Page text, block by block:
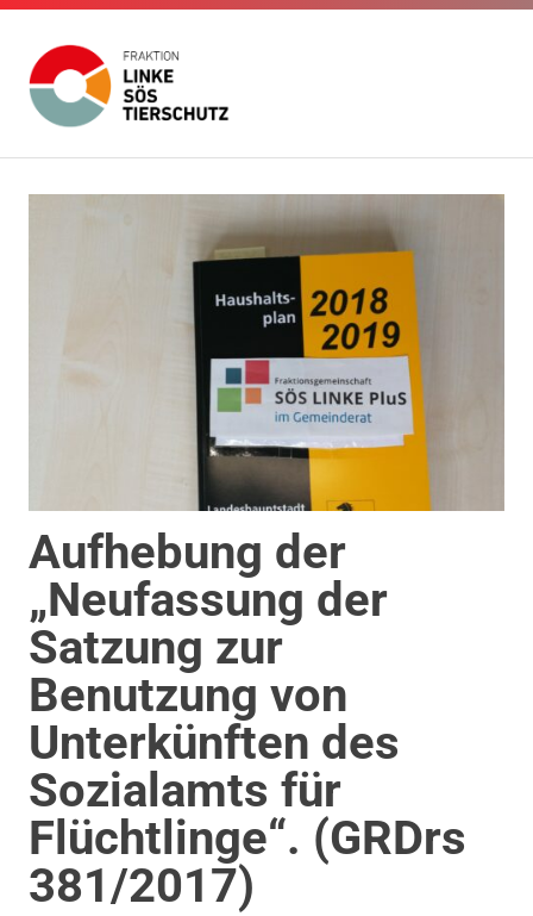
Inhalt
Linke
SÖS
Tierschutz
Fraktion
Stuttgart
Aufhebung der
„Neufassung der
Satzung zur
Benutzung von
Unterkünften des
Sozialamts für
Flüchtlinge“. (GRDrs
381/2017)